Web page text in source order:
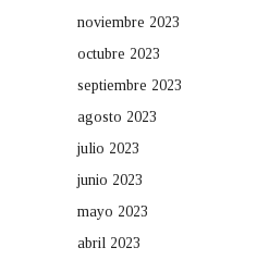
noviembre 2023
octubre 2023
septiembre 2023
agosto 2023
julio 2023
junio 2023
mayo 2023
abril 2023